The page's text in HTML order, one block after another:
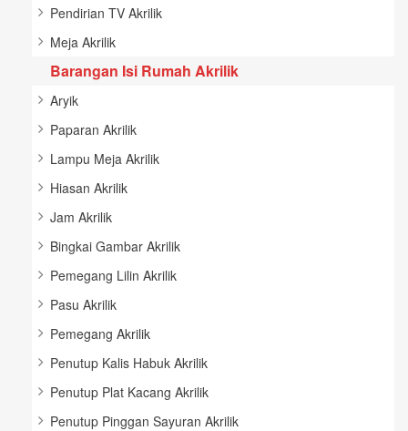
Pendirian TV Akrilik
Meja Akrilik
Barangan Isi Rumah Akrilik
Aryik
Paparan Akrilik
Lampu Meja Akrilik
Hiasan Akrilik
Jam Akrilik
Bingkai Gambar Akrilik
Pemegang Lilin Akrilik
Pasu Akrilik
Pemegang Akrilik
Penutup Kalis Habuk Akrilik
Penutup Plat Kacang Akrilik
Penutup Pinggan Sayuran Akrilik